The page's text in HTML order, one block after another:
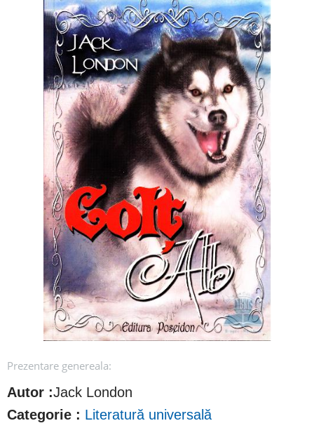
Prezentare genereala:
Autor :Jack London
Categorie : Literatură universală